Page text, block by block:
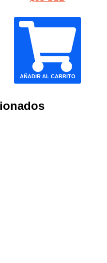
AÑADIR AL CARRITO